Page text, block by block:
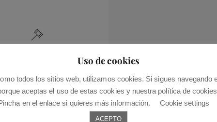
Uso de cookies
todos los sitios web, utilizamos cookies. Si sigues navegando
aceptas el uso de estas cookies y nuestra política de
en el enlace si quieres más información.
Cookie settings
ACEPTO